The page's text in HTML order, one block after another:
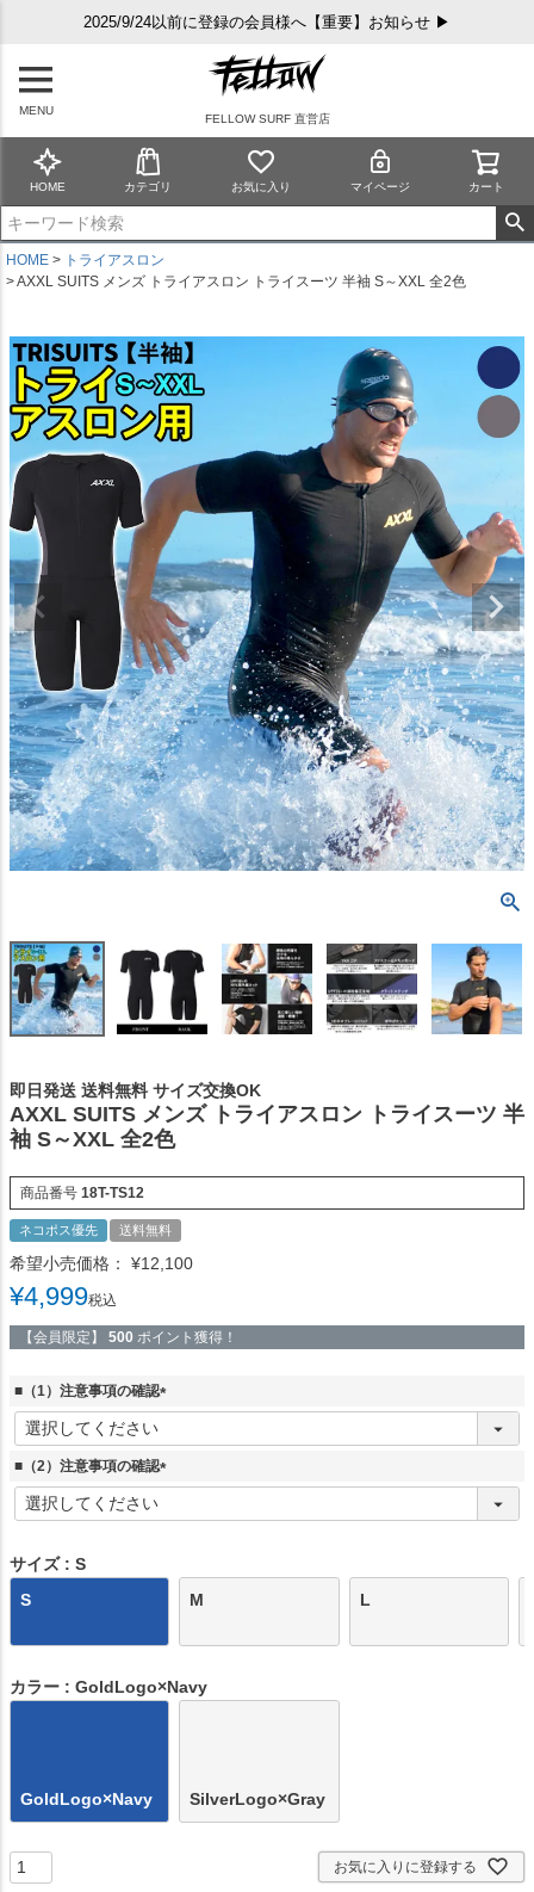
2025/9/24以前に登録の会員様へ【重要】お知らせ ▶
MENU
FELLOW SURF 直営店
HOME カテゴリ お気に入り マイページ カート
HOME
トライアスロン
AXXL SUITS メンズ トライアスロン トライスーツ 半袖 S～XXL 全2色
即日発送 送料無料 サイズ交換OK
AXXL SUITS メンズ トライアスロン トライスーツ 半
袖 S～XXL 全2色
商品番号 18T-TS12
ネコポス優先 送料無料
希望小売価格： ¥12,100
¥4,999税込
【会員限定】 500 ポイント獲得！
■（1）注意事項の確認
(
須
■（2）注意事項の確認
(
サイズ
S
S
M L
カラー GoldLogo×Navy
GoldLogo×Navy SilverLogo×Gray
お気に入りに登録する